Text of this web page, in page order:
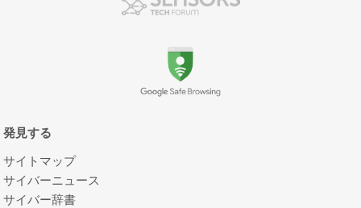
発見する
サイトマップ
サイバーニュース
サイバー辞書